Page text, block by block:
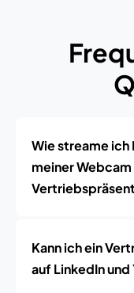
Wie streame
meiner
Kann ich ein
auf LinkedIn